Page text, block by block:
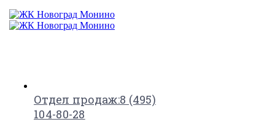
Отдел продаж:8 (495)
104-80-28